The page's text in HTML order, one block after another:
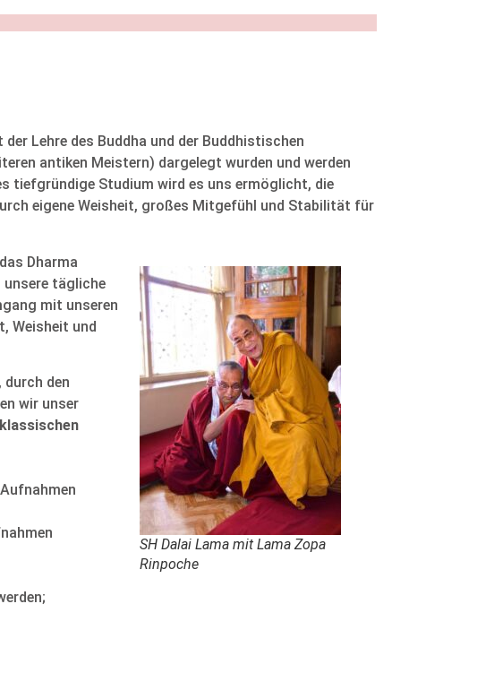
Lehre des Buddha und der Buddhistischen
antiken Meistern) dargelegt wurden und werden
tiefgründige Studium wird es uns ermöglicht, die
eigene Weisheit, großes Mitgefühl und Stabilität für
SH Dalai Lama mit Lama Zopa
Rinpoche
Dharma
unsere tägliche
mit unseren
Weisheit und
, durch den
wir unser